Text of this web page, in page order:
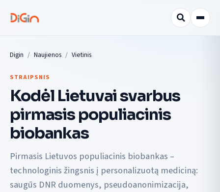
Digin Naujienos Vietinis
STRAIPSNIS
Kodėl Lietuvai svarbus
pirmasis populiacinis
biobankas
Pirmasis Lietuvos populiacinis biobankas –
technologinis žingsnis į personalizuotą mediciną:
saugūs DNR duomenys, pseudoanonimizacija,